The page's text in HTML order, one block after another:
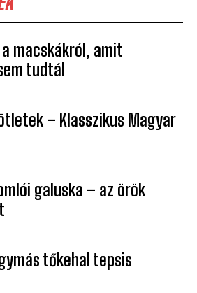
macskákról, amit
tudtál
– Klasszikus Magyar
galuska – az örök
tőkehal tepsis